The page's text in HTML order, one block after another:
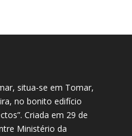
situa-se em Tomar,
no bonito edifício
Criada em 29 de
Ministério da